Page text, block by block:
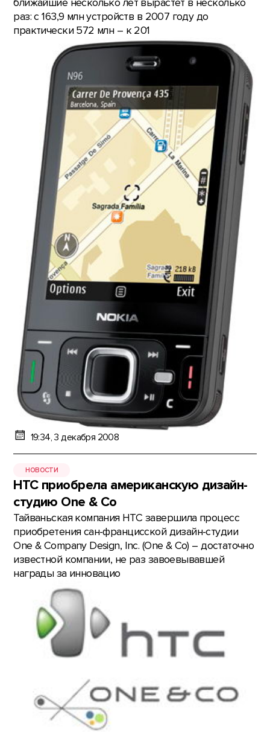
ближайшие несколько лет вырастет в несколько
раз: с 163,9 млн устройств в 2007 году до
практически 572 млн – к 201
19:34, 3 декабря 2008
НОВОСТИ
HTC приобрела американскую дизайн-
студию One & Co
Тайваньская компания HTC завершила процесс
приобретения сан-францисской дизайн-студии
One & Company Design, Inc. (One & Co) – достаточно
известной компании, не раз завоевывавшей
награды за инновацио